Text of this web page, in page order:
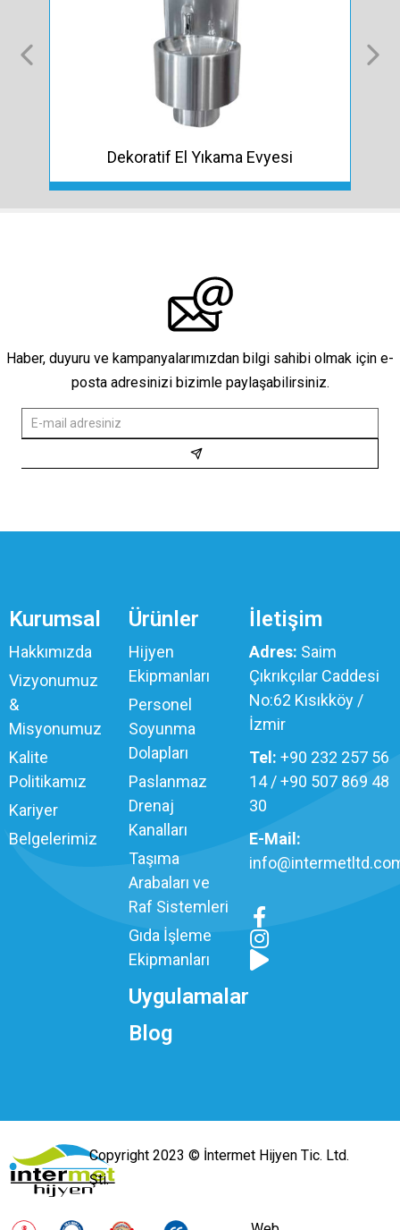
Dekoratif El Yıkama Evyesi
Haber, duyuru ve kampanyalarımızdan bilgi sahibi olmak için e-
posta adresinizi bizimle paylaşabilirsiniz.
Kurumsal
Hakkımızda
Vizyonumuz
&
Misyonumuz
Kalite
Politikamız
Kariyer
Belgelerimiz
Ürünler
Hijyen
Ekipmanları
Personel
Soyunma
Dolapları
Paslanmaz
Drenaj
Kanalları
Taşıma
Arabaları ve
Raf Sistemleri
Gıda İşleme
Ekipmanları
Uygulamalar
Blog
İletişim
Adres: Saim
Çıkrıkçılar Caddesi
No:62 Kısıkköy /
İzmir
Tel: +90 232 257 56
14 / +90 507 869 48
30
E-Mail:
Copyright 2023 © İntermet Hijyen Tic. Ltd.
Şti.